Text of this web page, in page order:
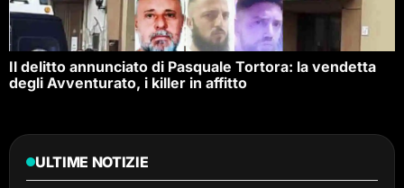
Il delitto annunciato di Pasquale Tortora: la vendetta
degli Avventurato, i killer in affitto
ULTIME NOTIZIE